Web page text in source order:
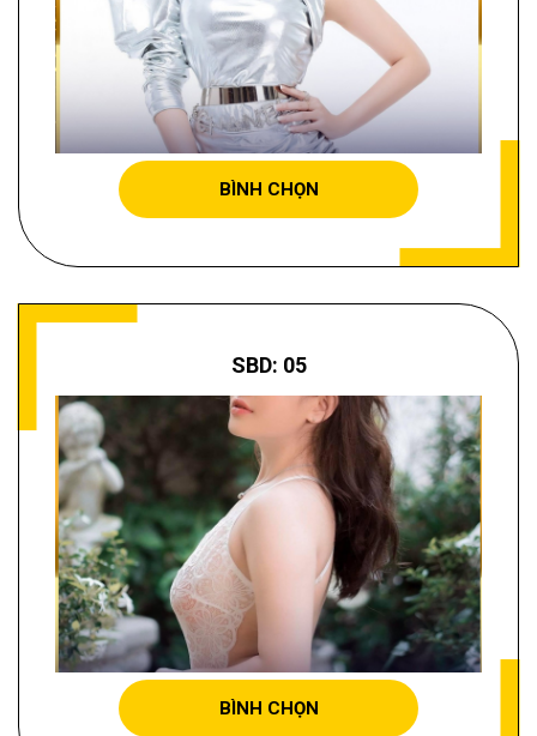
MÃ THỊ HỒNG NHUNG
BÌNH CHỌN
SBD: 05
TRỊNH THỊ TIỂU CƠ
BÌNH CHỌN